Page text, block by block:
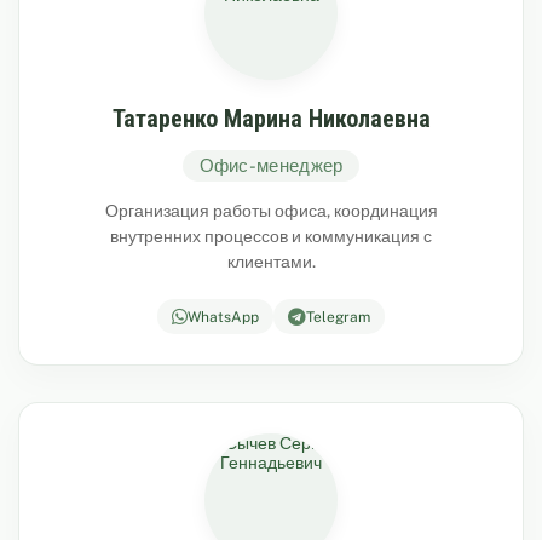
Татаренко Марина Николаевна
Офис-менеджер
Организация работы офиса, координация
внутренних процессов и коммуникация с
клиентами.
WhatsApp Telegram